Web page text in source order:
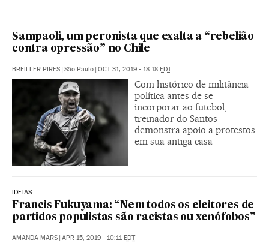
Sampaoli, um peronista que exalta a “rebelião
contra opressão” no Chile
BREILLER PIRES | São Paulo | OCT 31, 2019 - 18:18 EDT
Com histórico de militância
política antes de se
incorporar ao futebol,
treinador do Santos
demonstra apoio a protestos
em sua antiga casa
IDEIAS
Francis Fukuyama: “Nem todos os eleitores de
partidos populistas são racistas ou xenófobos”
AMANDA MARS | APR 15, 2019 - 10:11EDT